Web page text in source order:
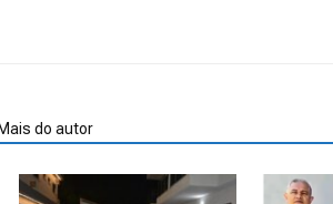
Mais do autor